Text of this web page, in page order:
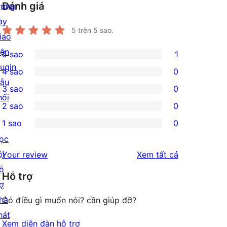
Đánh giá
5 trên 5 sao.
1
5-
star
review
5 sao 1
0
4-
star
reviews
4 sao 0
0
3-
star
reviews
3 sao 0
2-
star
reviews
2 sao 0
1-
star
reviews
1 sao 0
Your review Xem tất cả
Hỗ trợ
Có điều gì muốn nói? cần giúp đỡ?
Xem diễn đàn hỗ trợ